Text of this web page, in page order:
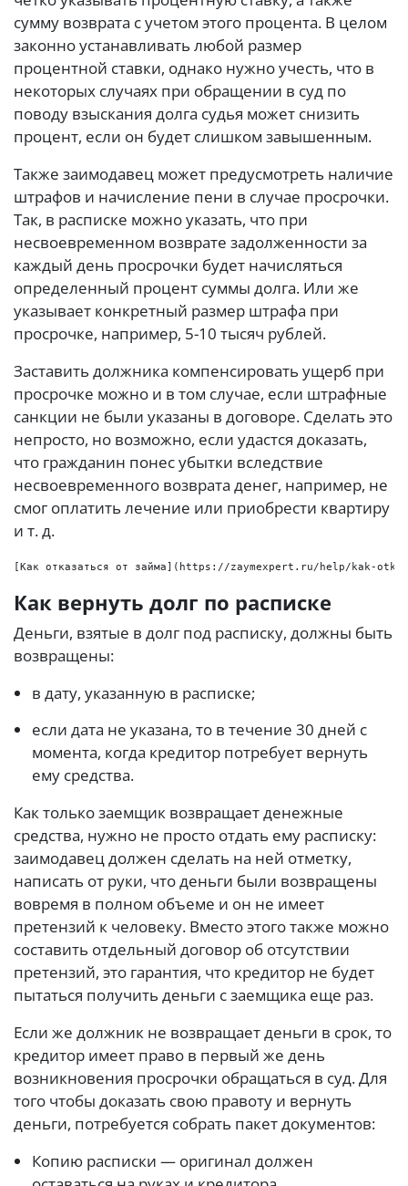
сумму возврата с учетом этого процента. В целом
законно устанавливать любой размер
процентной ставки, однако нужно учесть, что в
некоторых случаях при обращении в суд по
поводу взыскания долга судья может снизить
процент, если он будет слишком завышенным.
Также заимодавец может предусмотреть наличие
штрафов и начисление пени в случае просрочки.
Так, в расписке можно указать, что при
несвоевременном возврате задолженности за
каждый день просрочки будет начисляться
определенный процент суммы долга. Или же
указывает конкретный размер штрафа при
просрочке, например, 5-10 тысяч рублей.
Заставить должника компенсировать ущерб при
просрочке можно и в том случае, если штрафные
санкции не были указаны в договоре. Сделать это
непросто, но возможно, если удастся доказать,
что гражданин понес убытки вследствие
несвоевременного возврата денег, например, не
смог оплатить лечение или приобрести квартиру
и т. д.
Как вернуть долг по расписке
Деньги, взятые в долг под расписку, должны быть
возвращены:
в дату, указанную в расписке;
если дата не указана, то в течение 30 дней с
момента, когда кредитор потребует вернуть
ему средства.
Как только заемщик возвращает денежные
средства, нужно не просто отдать ему расписку:
заимодавец должен сделать на ней отметку,
написать от руки, что деньги были возвращены
вовремя в полном объеме и он не имеет
претензий к человеку. Вместо этого также можно
составить отдельный договор об отсутствии
претензий, это гарантия, что кредитор не будет
пытаться получить деньги с заемщика еще раз.
Если же должник не возвращает деньги в срок, то
кредитор имеет право в первый же день
возникновения просрочки обращаться в суд. Для
того чтобы доказать свою правоту и вернуть
деньги, потребуется собрать пакет документов:
Копию расписки — оригинал должен